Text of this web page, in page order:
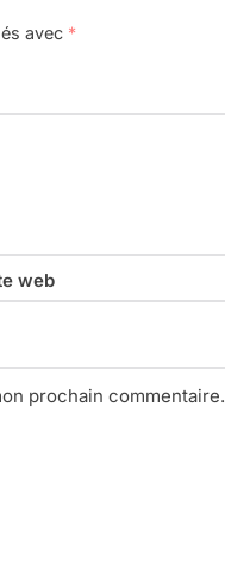
avec *
web
prochain commentaire.